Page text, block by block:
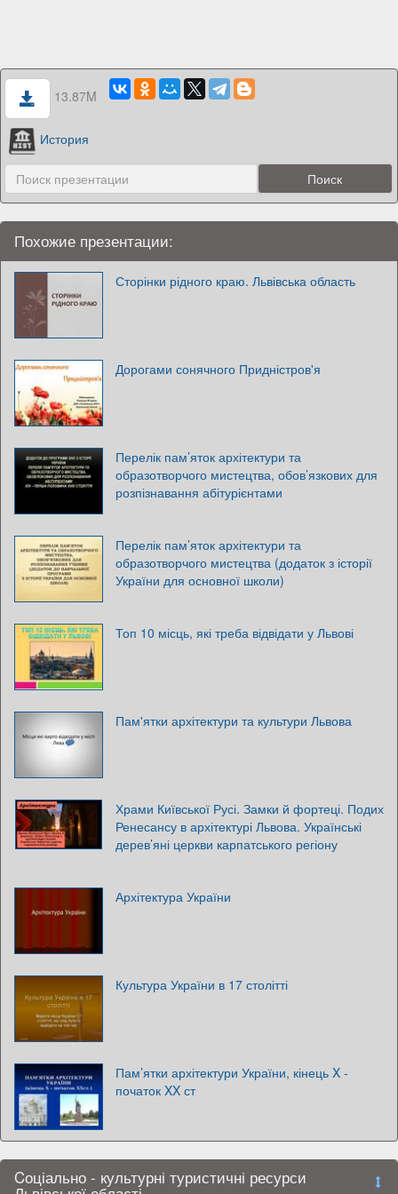
13.87M
История
Похожие презентации:
Сторінки рідного краю. Львівська область
Дорогами сонячного Придністров'я
Перелік пам’яток архітектури та
образотворчого мистецтва, обов’язкових для
розпізнавання абітурієнтами
Перелік пам’яток архітектури та
образотворчого мистецтва (додаток з історії
України для основної школи)
Топ 10 місць, які треба відвідати у Львові
Пам'ятки архітектури та культури Львова
Храми Київської Русі. Замки й фортеці. Подих
Ренесансу в архітектурі Львова. Українські
дерев’яні церкви карпатського регіону
Архітектура України
Культура України в 17 столітті
Пам’ятки архітектури України, кінець X -
початок XX ст
Cоціально - культурні туристичні ресурси